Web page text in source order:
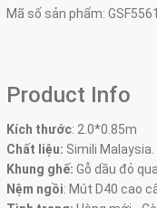
Mã số sản phẩm:
Product Info
Kích thước: 2.0*0.85m
Chất liệu: Simili Malaysia.
Khung ghế: Gỗ dầu đỏ
Nệm ngồi: Mút D40 cao